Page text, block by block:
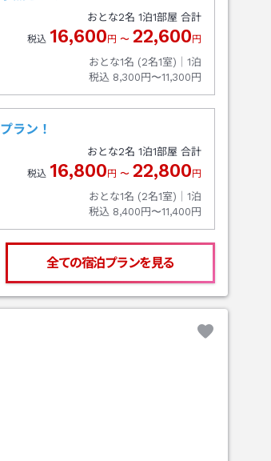
おとな2名 1泊1部屋 合計
税込 16,600 円 〜 22,600 円
おとな1名 (2名1室)｜ 1泊
税込 8,300円〜11,300円
ラン！
おとな2名 1泊1部屋 合計
税込 16,800 円 〜 22,800 円
おとな1名 (2名1室)｜ 1泊
税込 8,400円〜11,400円
全ての宿泊プランを見る